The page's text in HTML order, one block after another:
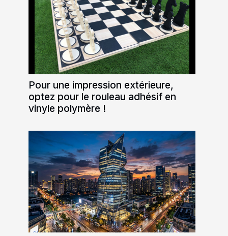
Pour une impression extérieure,
optez pour le rouleau adhésif en
vinyle polymère !